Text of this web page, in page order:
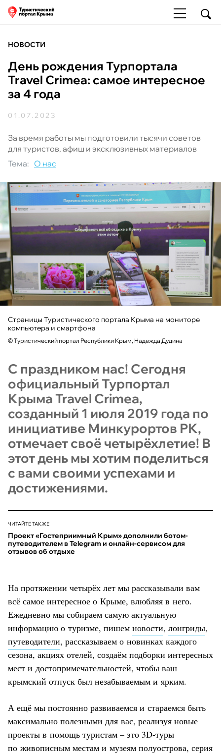
НОВОСТИ
День рождения Турпортала
Travel Crimea: самое интересное
за 4 года
01.07.2023
За время работы мы подготовили тысячи советов
для туристов, афиш и эксклюзивных материалов
Тема: О нас
Страницы Туристического портала Крыма на мониторе
компьютера и смартфона
©Туристический портал Республики Крым, Надежда Дудина
С праздником нас! Сегодня
официальный Турпортал
Крыма Travel Crimea,
созданный 1 июля 2019 года по
инициативе Минкурортов РК,
отмечает своё четырёхлетие! В
этот день мы хотим поделиться
с вами своими успехами и
достижениями.
ЧИТАЙТЕ ТАКЖЕ
Проект «Гостеприимный Крым» дополнили ботом-
путеводителем в Telegram и онлайн-сервисом для
отзывов об отдыхе
На протяжении четырёх лет мы рассказывали вам
всё самое интересное о Крыме, влюбляя в него.
Ежедневно мы собираем самую актуальную
информацию о туризме, пишем новости, лонгриды,
путеводители, рассказываем о новинках каждого
сезона, акциях отелей, создаём подборки интересных
мест и достопримечательностей, чтобы ваш
крымский отпуск был незабываемым и ярким.
А ещё мы постоянно развиваемся и стараемся быть
максимально полезными для вас, реализуя новые
проекты в помощь туристам – это 3D-туры
по живописным местам и музеям полуострова, серия